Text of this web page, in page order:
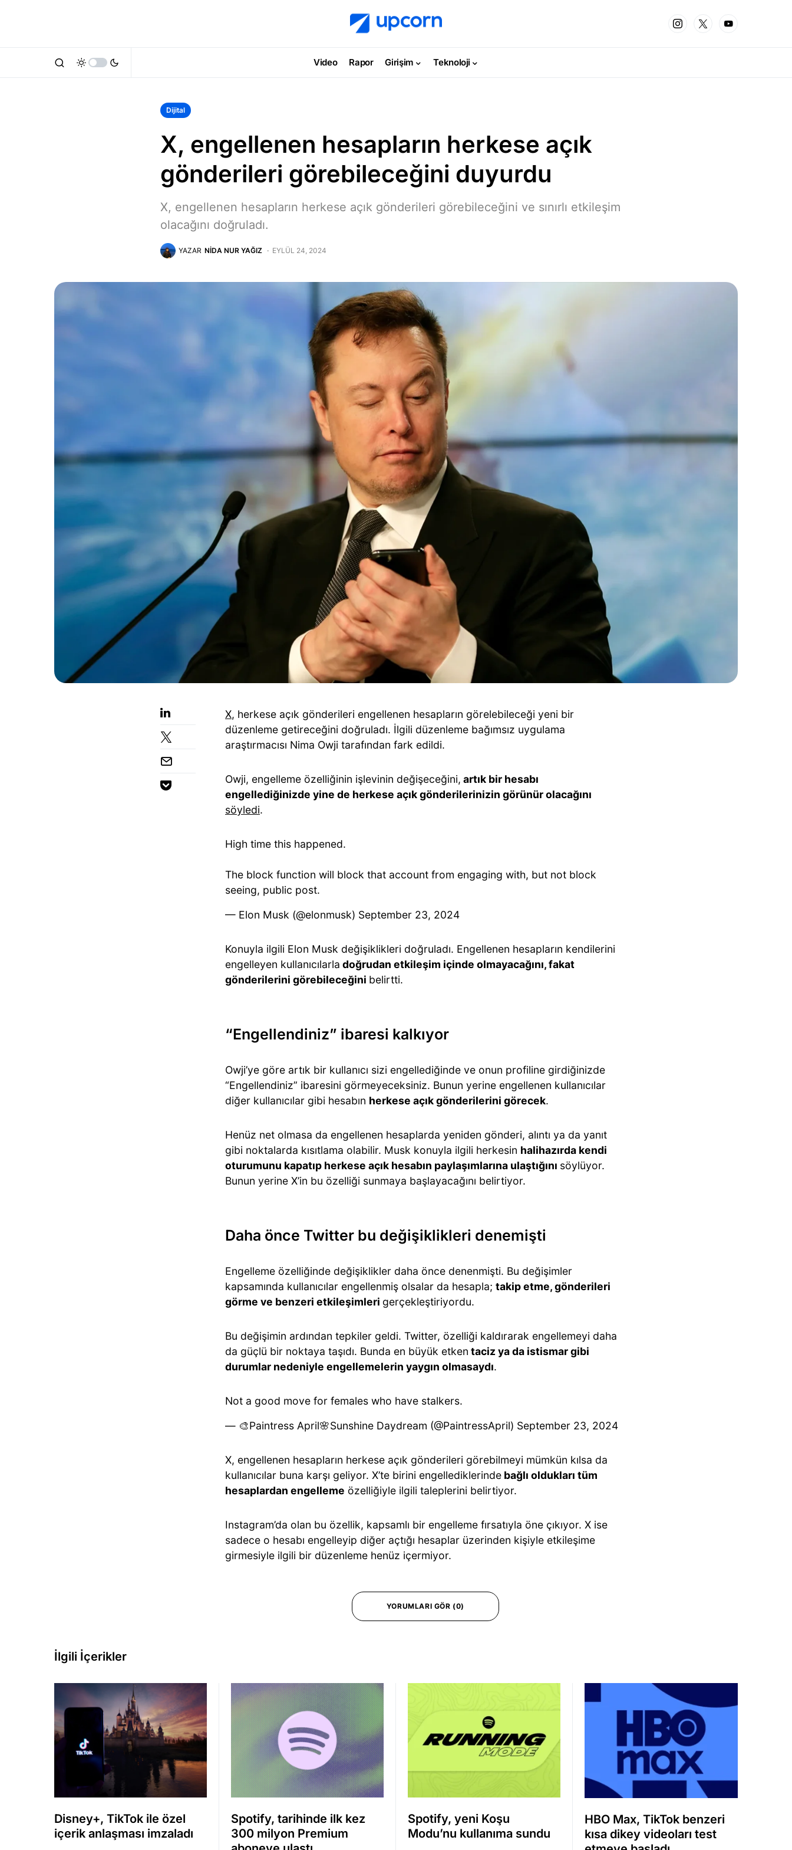
Video Rapor Girişim Teknoloji
Dijital
X, engellenen hesapların herkese açık
gönderileri görebileceğini duyurdu
X, engellenen hesapların herkese açık gönderileri görebileceğini ve sınırlı etkileşim
olacağını doğruladı.
YAZAR NIDA NUR YAĞIZ EYLÜL 24, 2024
X, herkese açık gönderileri engellenen hesapların görelebileceği yeni bir
düzenleme getireceğini doğruladı. İlgili düzenleme bağımsız uygulama
araştırmacısı Nima Owji tarafından fark edildi.
Owji, engelleme özelliğinin işlevinin değişeceğini, artık bir hesabı
engellediğinizde yine de herkese açık gönderilerinizin görünür olacağını
söyledi.
High time this happened.
The block function will block that account from engaging with, but not block
seeing, public post.
— Elon Musk (@elonmusk) September 23, 2024
Konuyla ilgili Elon Musk değişiklikleri doğruladı. Engellenen hesapların kendilerini
engelleyen kullanıcılarla doğrudan etkileşim içinde olmayacağını, fakat
gönderilerini görebileceğini belirtti.
“Engellendiniz” ibaresi kalkıyor
Owji’ye göre artık bir kullanıcı sizi engellediğinde ve onun profiline girdiğinizde
“Engellendiniz” ibaresini görmeyeceksiniz. Bunun yerine engellenen kullanıcılar
diğer kullanıcılar gibi hesabın herkese açık gönderilerini görecek.
Henüz net olmasa da engellenen hesaplarda yeniden gönderi, alıntı ya da yanıt
gibi noktalarda kısıtlama olabilir. Musk konuyla ilgili herkesin halihazırda kendi
oturumunu kapatıp herkese açık hesabın paylaşımlarına ulaştığını söylüyor.
Bunun yerine X’in bu özelliği sunmaya başlayacağını belirtiyor.
Daha önce Twitter bu değişiklikleri denemişti
Engelleme özelliğinde değişiklikler daha önce denenmişti. Bu değişimler
kapsamında kullanıcılar engellenmiş olsalar da hesapla; takip etme, gönderileri
görme ve benzeri etkileşimleri gerçekleştiriyordu.
Bu değişimin ardından tepkiler geldi. Twitter, özelliği kaldırarak engellemeyi daha
da güçlü bir noktaya taşıdı. Bunda en büyük etken taciz ya da istismar gibi
durumlar nedeniyle engellemelerin yaygın olmasaydı.
Not a good move for females who have stalkers.
— 🎨Paintress April🌸Sunshine Daydream (@PaintressApril) September 23, 2024
X, engellenen hesapların herkese açık gönderileri görebilmeyi mümkün kılsa da
kullanıcılar buna karşı geliyor. X’te birini engellediklerinde bağlı oldukları tüm
hesaplardan engelleme özelliğiyle ilgili taleplerini belirtiyor.
Instagram’da olan bu özellik, kapsamlı bir engelleme fırsatıyla öne çıkıyor. X ise
sadece o hesabı engelleyip diğer açtığı hesaplar üzerinden kişiyle etkileşime
girmesiyle ilgili bir düzenleme henüz içermiyor.
YORUMLARI GÖR (0)
İlgili İçerikler
Disney+, TikTok ile özel
içerik anlaşması imzaladı
Spotify, tarihinde ilk kez
300 milyon Premium
Spotify, yeni Koşu
Modu’nu kullanıma sundu
HBO Max, TikTok benzeri
kısa dikey videoları test